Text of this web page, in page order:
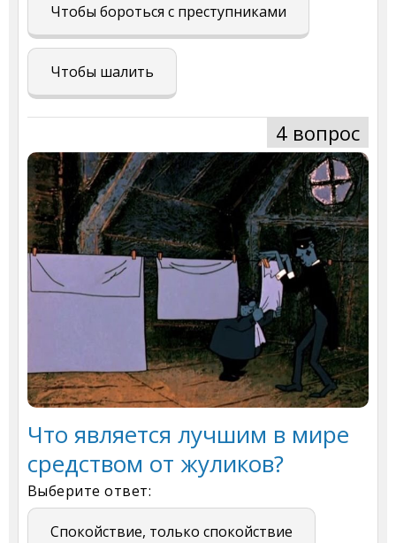
Чтобы бороться с преступниками
Чтобы шалить
4 вопрос
Что является лучшим в мире
средством от жуликов?
Выберите ответ:
Спокойствие, только спокойствие